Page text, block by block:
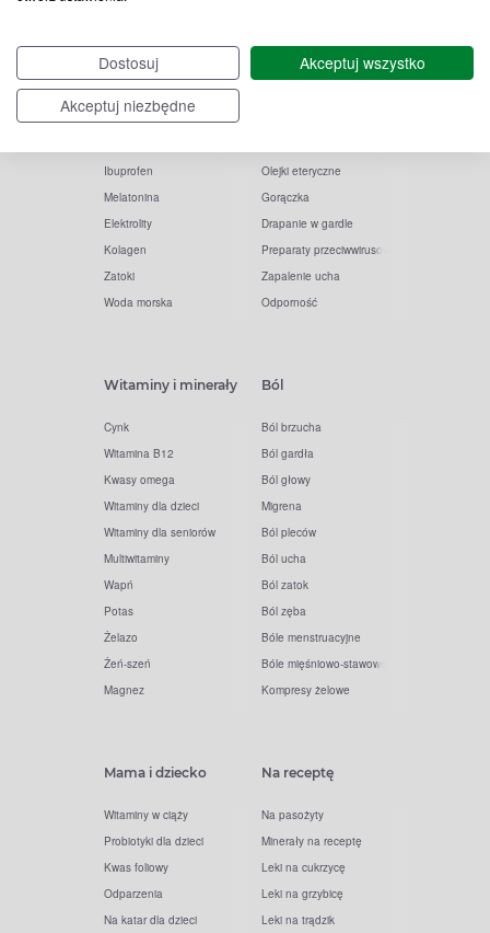
Dostosuj
Akceptuj wszystko
Akceptuj niezbędne
Witamina C
Krople do oczu
Tran
Ibuprofen
Melatonina
Elektrolity
Kolagen
Zatoki
Woda morska
Krople do nosa
Olejki eteryczne
Gorączka
Drapanie w gardle
Preparaty przeciwwirusowe
Zapalenie ucha
Odporność
Witaminy i minerały
Cynk
Witamina B12
Kwasy omega
Witaminy dla dzieci
Witaminy dla seniorów
Multiwitaminy
Wapń
Potas
Żelazo
Żeń-szeń
Magnez
Ból
Ból brzucha
Ból gardła
Ból głowy
Migrena
Ból pleców
Ból ucha
Ból zatok
Ból zęba
Bóle menstruacyjne
Bóle mięśniowo-stawowe
Kompresy żelowe
Mama i dziecko
Witaminy w ciąży
Probiotyki dla dzieci
Kwas foliowy
Odparzenia
Na katar dla dzieci
Na receptę
Na pasożyty
Minerały na receptę
Leki na cukrzycę
Leki na grzybicę
Leki na trądzik